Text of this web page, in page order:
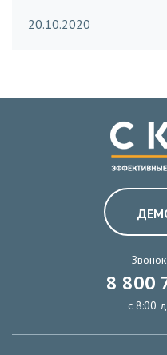
20.10.2020
8 800
с 8:00